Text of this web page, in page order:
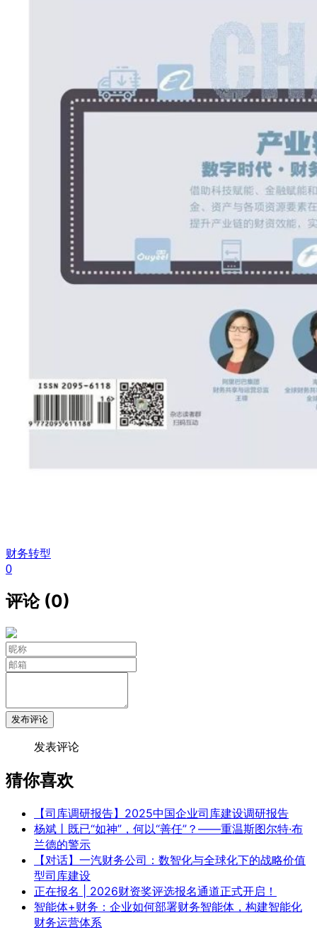
财务转型
0
评论 (0)
发布评论
发表评论
猜你喜欢
【司库调研报告】2025中国企业司库建设调研报告
杨斌丨既已“如神”，何以“善任”？——重温斯图尔特·布
兰德的警示
【对话】一汽财务公司：数智化与全球化下的战略价值
型司库建设
正在报名 | 2026财资奖评选报名通道正式开启！
智能体+财务：企业如何部署财务智能体，构建智能化
财务运营体系